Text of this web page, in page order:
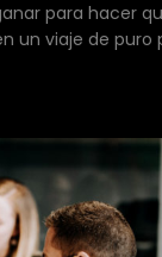
para hacer
un viaje de puro